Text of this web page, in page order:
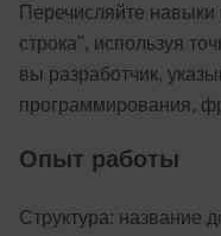
Перечисляйте
строка", используя
вы разработчик,
программирования,
Опыт работы
Структура: название